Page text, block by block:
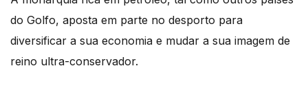
do Golfo, aposta em parte no desporto para
diversificar a sua economia e mudar a sua imagem de
reino ultra-conservador.